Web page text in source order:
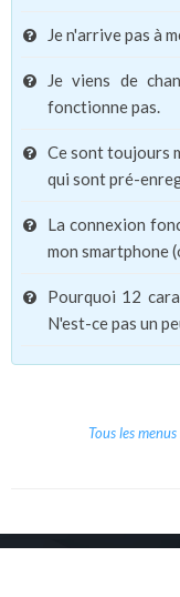
Je n'arrive pas à
Je viens de
fonctionne pas.
Ce sont toujours
qui sont pré-
La connexion
mon smartphone
Pourquoi 12
N'est-ce pas un
Tous les